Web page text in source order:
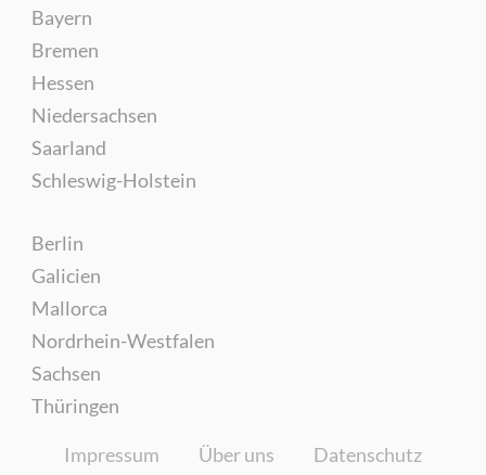
Bayern
Bremen
Hessen
Niedersachsen
Saarland
Schleswig-Holstein
Berlin
Galicien
Mallorca
Nordrhein-Westfalen
Sachsen
Thüringen
Impressum Über uns
Datenschutz